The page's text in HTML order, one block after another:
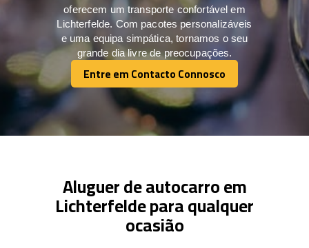
oferecem um transporte confortável em
Lichterfelde. Com pacotes personalizáveis
e uma equipa simpática, tornamos o seu
grande dia livre de preocupações.
Entre em Contacto Connosco
Entre em Contacto Connosco
Aluguer de autocarro em
Lichterfelde para qualquer
ocasião